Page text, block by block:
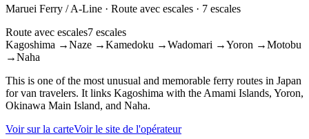
Maruei Ferry / A-Line · Route avec escales · 7 escales
Route avec escales7 escales
Kagoshima →Naze →Kamedoku →Wadomari →Yoron →Motobu
→Naha
This is one of the most unusual and memorable ferry routes in Japan
for van travelers. It links Kagoshima with the Amami Islands, Yoron,
Okinawa Main Island, and Naha.
Voir sur la carteVoir le site de l'opérateur